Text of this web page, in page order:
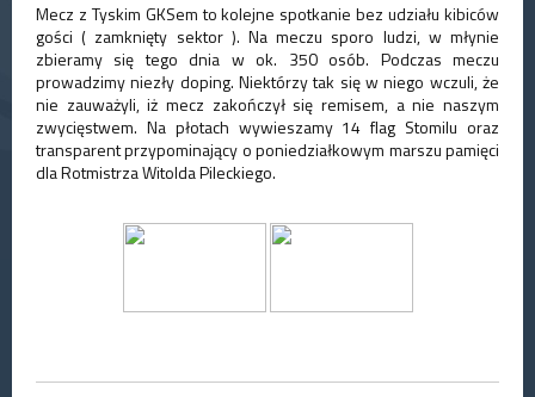
Mecz z Tyskim GKSem to kolejne spotkanie bez udziału kibiców
gości ( zamknięty sektor ). Na meczu sporo ludzi, w młynie
zbieramy się tego dnia w ok. 350 osób. Podczas meczu
prowadzimy niezły doping. Niektórzy tak się w niego wczuli, że
nie zauważyli, iż mecz zakończył się remisem, a nie naszym
zwycięstwem. Na płotach wywieszamy 14 flag Stomilu oraz
transparent przypominający o poniedziałkowym marszu pamięci
dla Rotmistrza Witolda Pileckiego.